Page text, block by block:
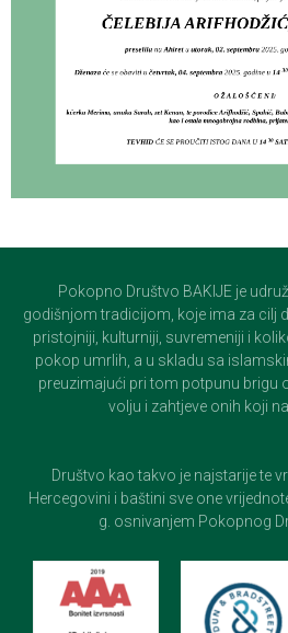
Pokopno Društvo BAKIJE je
godišnjom tradicijom, koje ima za cilj
pristojniji, kulturniji, suvremeniji i
pokop umrlih, a u skladu sa
preuzimajući pri tom potpunu brigu
volju i zahtjeve onih koji
Društvo kao takvo je najstarije te
Hercegovini i baštini sve one
g. osnivanjem Pokopnog